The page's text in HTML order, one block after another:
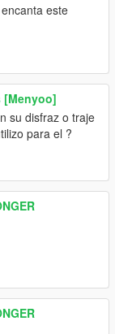
este
[Menyoo]
su disfraz o traje
para el ?